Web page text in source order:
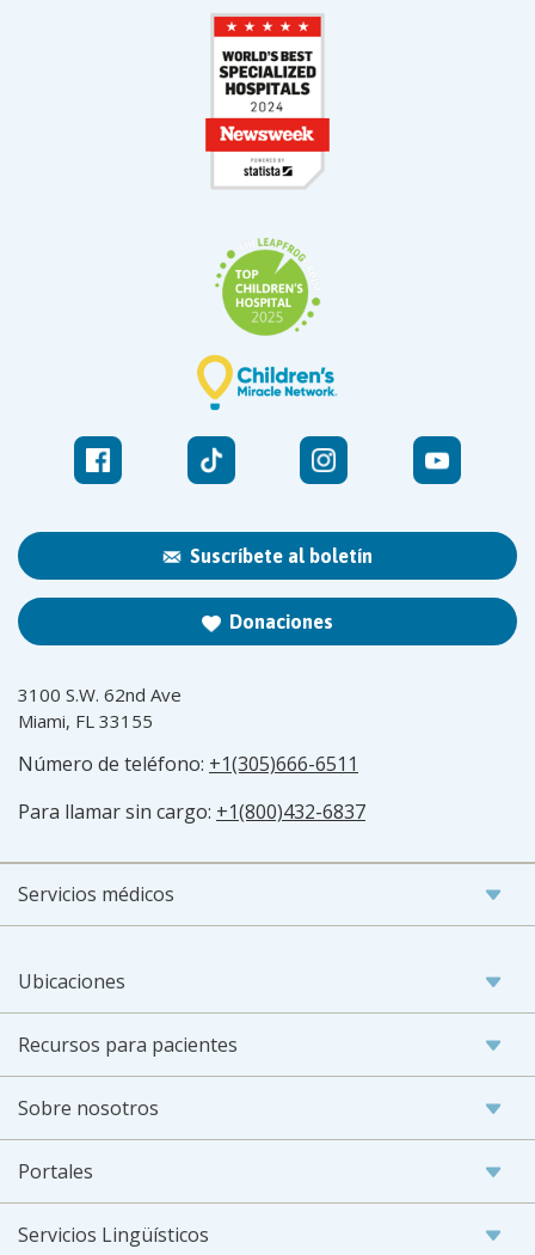
Suscríbete al boletín
Donaciones
3100 S.W. 62nd Ave
Miami, FL 33155
Número de teléfono: +1(305)666-6511
Para llamar sin cargo: +1(800)432-6837
Servicios médicos
Ubicaciones
Recursos para pacientes
Sobre nosotros
Portales
Servicios Lingüísticos